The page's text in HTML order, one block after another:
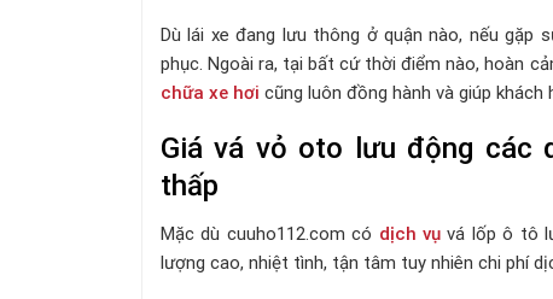
Dù lái xe đang lưu thông ở quận nào, nếu gặp
phục. Ngoài ra, tại bất cứ thời điểm nào, hoàn
chữa xe hơi cũng luôn đồng hành và giúp khách
Giá vá vỏ oto lưu động các
thấp
Mặc dù cuuho112.com có dịch vụvá lốp ô tô
lượng cao, nhiệt tình, tận tâm tuy nhiên chi phí